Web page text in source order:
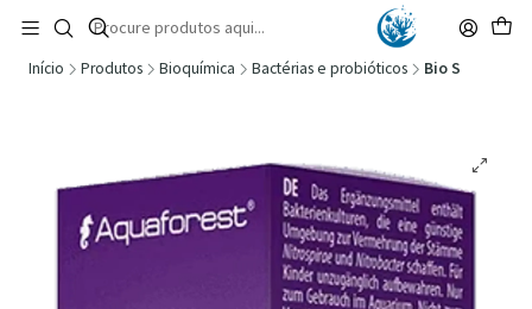
🚚 Portugal Continental: Portes Grátis desde 149,90€ (Envio extresso: 14,90€)
Ler mais
Início Produtos Bioquímica Bactérias e probióticos Bio S